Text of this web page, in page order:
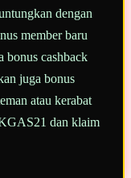
dengan
member baru
bonus cashback
juga bonus
atau kerabat
dan klaim